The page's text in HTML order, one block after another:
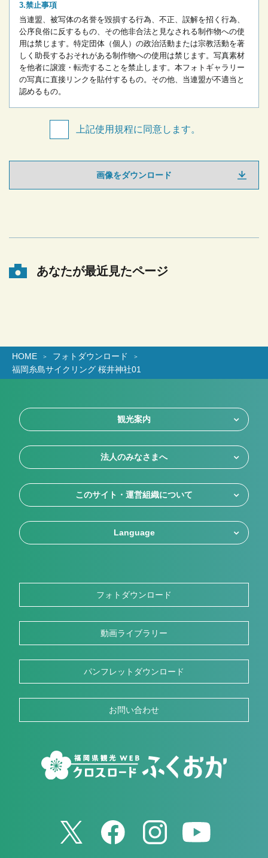
禁止事項
当連盟、被写体の名誉を毀損する行為、不正、誤解を招く行為、
公序良俗に反するもの、その他非合法と見なされる制作物への使
用は禁じます。 特定団体（個人）の政治活動または宗教活動を著
しく助長するおそれがある制作物への使用は禁じます。 写真素材
を他者に譲渡・転売することを禁止します。 本フォトギャラリー
の写真に直接リンクを貼付するもの。 その他、当連盟が不適当と
認めるもの。
上記使用規程に同意します。
画像をダウンロード
あなたが最近見たページ
HOME
フォトダウンロード
福岡糸島サイクリング 桜井神社01
観光案内
法人のみなさまへ
このサイト・運営組織について
Language
フォトダウンロード
動画ライブラリー
パンフレットダウンロード
お問い合わせ